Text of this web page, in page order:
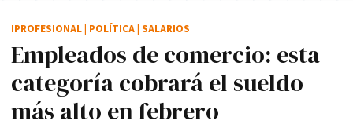
Empleados de comercio: esta
categoría cobrará el sueldo
más alto en febrero
IPROFESIONAL POLÍTICA SALARIOS